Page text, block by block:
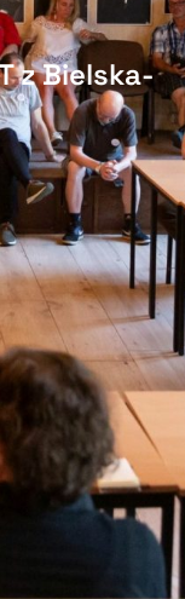
z Bielska-